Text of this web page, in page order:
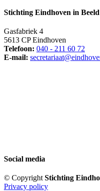
Stichting Eindhoven in Beeld
Gasfabriek 4
5613 CP Eindhoven
Telefoon: 040 - 211 60 72
E-mail:
Social media
© Copyright Stichting
Privacy policy